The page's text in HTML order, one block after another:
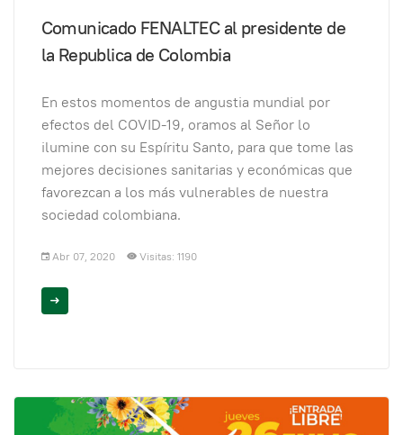
Comunicado FENALTEC al presidente de
la Republica de Colombia
En estos momentos de angustia mundial por
efectos del COVID-19, oramos al Señor lo
ilumine con su Espíritu Santo, para que tome las
mejores decisiones sanitarias y económicas que
favorezcan a los más vulnerables de nuestra
sociedad colombiana.
Abr 07, 2020 Visitas: 1190